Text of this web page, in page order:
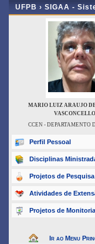
UFPB › SIGAA -
MARIO LUIZ ARAUJO
CCEN - DEPARTAMENTO
Perfil Pessoal
Disciplinas
Projetos de Pesquisa
Atividades de
Projetos de Monitoria
Ir ao Menu